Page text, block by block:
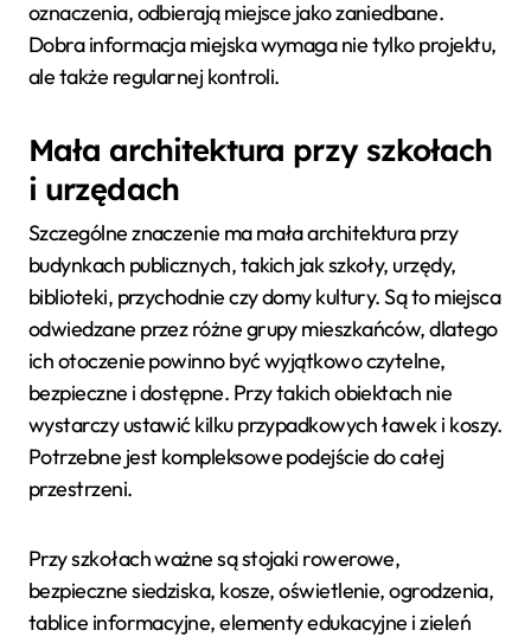
oznaczenia, odbierają miejsce jako zaniedbane.
Dobra informacja miejska wymaga nie tylko projektu,
ale także regularnej kontroli.
Mała architektura przy szkołach
i urzędach
Szczególne znaczenie ma mała architektura przy
budynkach publicznych, takich jak szkoły, urzędy,
biblioteki, przychodnie czy domy kultury. Są to miejsca
odwiedzane przez różne grupy mieszkańców, dlatego
ich otoczenie powinno być wyjątkowo czytelne,
bezpieczne i dostępne. Przy takich obiektach nie
wystarczy ustawić kilku przypadkowych ławek i koszy.
Potrzebne jest kompleksowe podejście do całej
przestrzeni.
Przy szkołach ważne są stojaki rowerowe,
bezpieczne siedziska, kosze, oświetlenie, ogrodzenia,
tablice informacyjne, elementy edukacyjne i zieleń